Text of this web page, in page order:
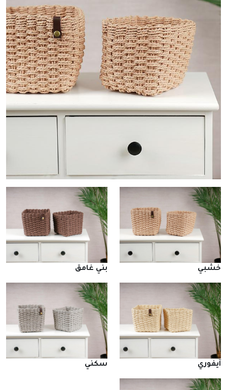
خشبي بني غامق
آيفوري سكني